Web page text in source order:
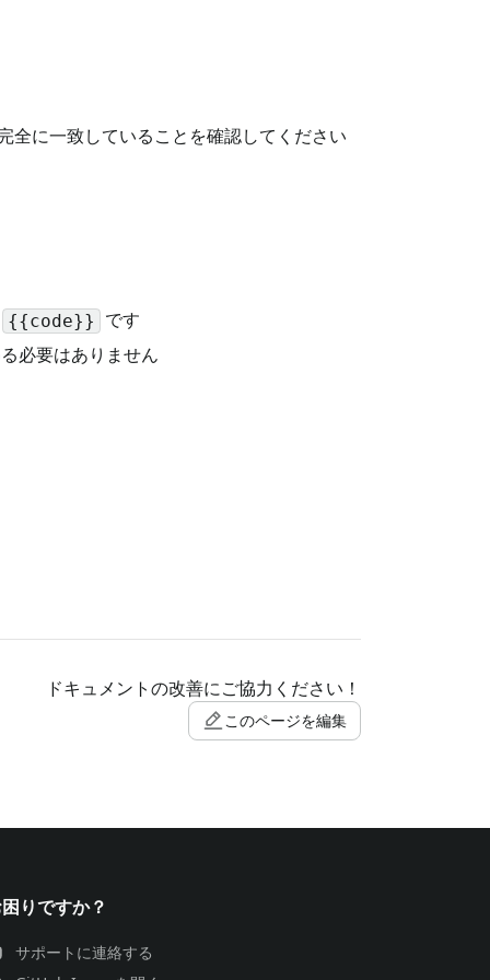
全に一致していることを確認してください
{{code}}
です
必要はありません
ドキュメントの改善にご協力ください！
このページを編集
りですか？
サポートに連絡する